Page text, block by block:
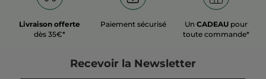
Livraison offerte
dès 35€*
Paiement sécurisé UnCADEAU pour
toute commande*
Recevoir la Newsletter